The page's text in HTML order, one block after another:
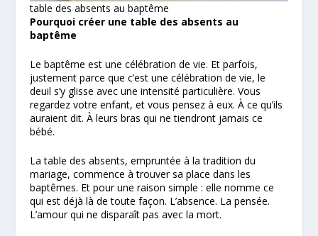
table des absents au baptême
Pourquoi créer une table des absents au
baptême
Le baptême est une célébration de vie. Et parfois,
justement parce que c’est une célébration de vie, le
deuil s’y glisse avec une intensité particulière. Vous
regardez votre enfant, et vous pensez à eux. À ce qu’ils
auraient dit. À leurs bras qui ne tiendront jamais ce
bébé.
La table des absents, empruntée à la tradition du
mariage, commence à trouver sa place dans les
baptêmes. Et pour une raison simple : elle nomme ce
qui est déjà là de toute façon. L’absence. La pensée.
L’amour qui ne disparaît pas avec la mort.